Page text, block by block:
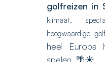
golfreizen in
klimaat,
hoogwaardige
heel
spelen. 🌴☀️